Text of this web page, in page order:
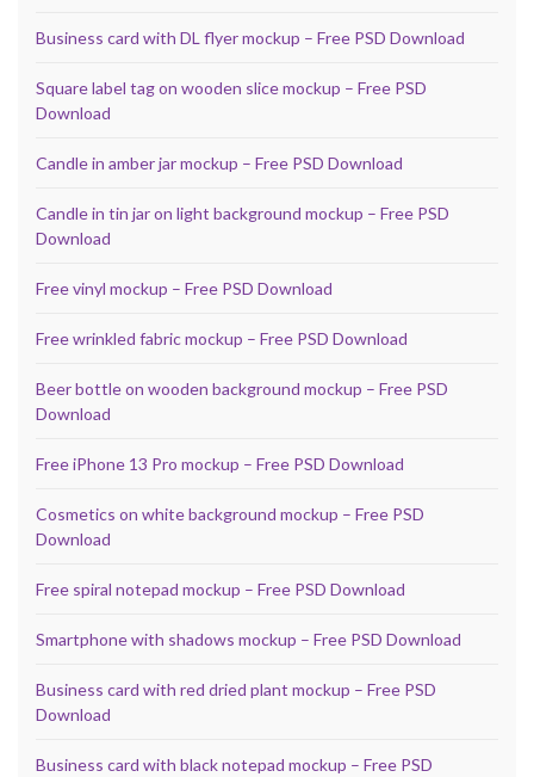
Business card with DL flyer mockup – Free PSD Download
Square label tag on wooden slice mockup – Free PSD
Download
Candle in amber jar mockup – Free PSD Download
Candle in tin jar on light background mockup – Free PSD
Download
Free vinyl mockup – Free PSD Download
Free wrinkled fabric mockup – Free PSD Download
Beer bottle on wooden background mockup – Free PSD
Download
Free iPhone 13 Pro mockup – Free PSD Download
Cosmetics on white background mockup – Free PSD
Download
Free spiral notepad mockup – Free PSD Download
Smartphone with shadows mockup – Free PSD Download
Business card with red dried plant mockup – Free PSD
Download
Business card with black notepad mockup – Free PSD